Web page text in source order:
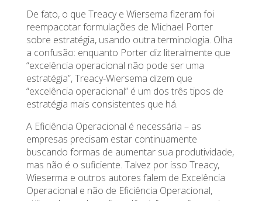
De fato, o que Treacy e Wiersema fizeram foi
reempacotar formulações de Michael Porter
sobre estratégia, usando outra terminologia. Olha
a confusão: enquanto Porter diz literalmente que
“excelência operacional não pode ser uma
estratégia”, Treacy-Wiersema dizem que
“excelência operacional” é um dos três tipos de
estratégia mais consistentes que há.
A Eficiência Operacional é necessária – as
empresas precisam estar continuamente
buscando formas de aumentar sua produtividade,
mas não é o suficiente. Talvez por isso Treacy,
Wieserma e outros autores falem de Excelência
Operacional e não de Eficiência Operacional,